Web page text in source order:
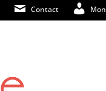
Contact